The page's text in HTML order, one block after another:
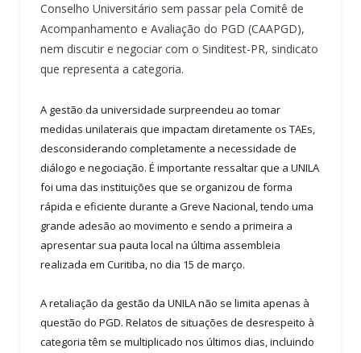
Conselho Universitário sem passar pela Comitê de
Acompanhamento e Avaliação do PGD (CAAPGD),
nem discutir e negociar com o Sinditest-PR, sindicato
que representa a categoria.
A gestão da universidade surpreendeu ao tomar
medidas unilaterais que impactam diretamente os TAEs,
desconsiderando completamente a necessidade de
diálogo e negociação. É importante ressaltar que a UNILA
foi uma das instituições que se organizou de forma
rápida e eficiente durante a Greve Nacional, tendo uma
grande adesão ao movimento e sendo a primeira a
apresentar sua pauta local na última assembleia
realizada em Curitiba, no dia 15 de março.
A retaliação da gestão da UNILA não se limita apenas à
questão do PGD. Relatos de situações de desrespeito à
categoria têm se multiplicado nos últimos dias, incluindo